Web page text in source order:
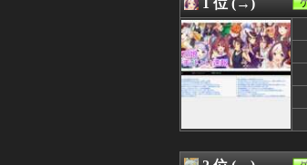
08/08 15:01
08/08 15:00
08/08 15:00
08/08 15:00
08/08 15:00
08/08 15:00
08/08 14:10
1 位 (→)